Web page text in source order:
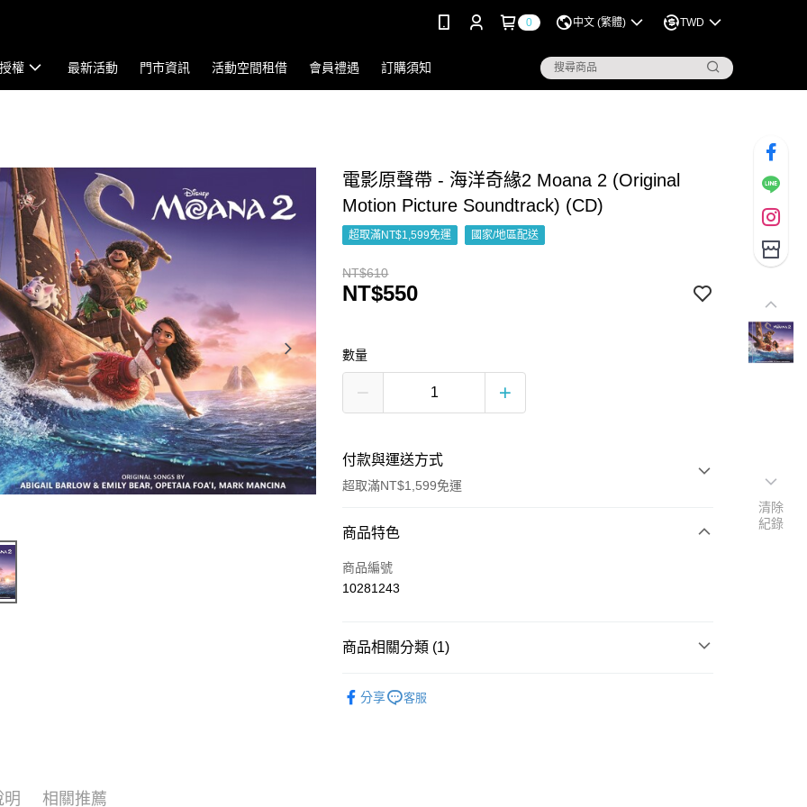
0 中文 (繁體) TWD
權 最新活動 門市資訊 活動空間租借 會員禮遇 訂購須知
電影原聲帶 - 海洋奇緣2 Moana 2 (Original
Motion Picture Soundtrack) (CD)
超取滿NT$1,599免運 國家/地區配送
NT$610
NT$550
數量
付款與運送方式
超取滿NT$1,599免運
付款方式
信用卡一次付款
街口支付
商品特色
商品編號
10281243
商品相關分類 (1)
分享
客服
明 相關推薦
清除
紀錄